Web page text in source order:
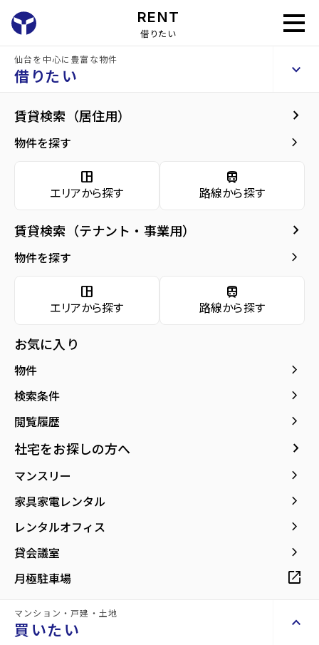
RENT
借りたい
仙台を中心に豊富な物件
借りたい keyboard_arrow_up
賃貸検索（居住用） keyboard_arrow_right
物件を探す keyboard_arrow_right
space_dashboard
エリアから探す
train
路線から探す
賃貸検索（テナント・事業用） keyboard_arrow_right
物件を探す keyboard_arrow_right
space_dashboard
エリアから探す
train
路線から探す
お気に入り
物件 keyboard_arrow_right
検索条件 keyboard_arrow_right
閲覧履歴 keyboard_arrow_right
社宅をお探しの方へ keyboard_arrow_right
マンスリー keyboard_arrow_right
家具家電レンタル keyboard_arrow_right
レンタルオフィス keyboard_arrow_right
貸会議室 keyboard_arrow_right
月極駐車場 open_in_new
マンション・戸建・土地
買いたい keyboard_arrow_up
貸事務所 扇町3丁目事務所・倉庫・工場
建物概要
現在募集中の物件arrow_forward
arrow_forward
地図・周辺環境 arrow_forward
扇町3丁目事務所・倉庫・工場
種別／構造 貸事務所／鉄骨造
アクセス
仙台市営バス バス停『自動車団地』から徒
歩5分
仙台市地下鉄東西線/六丁の目駅 徒歩25分
仙石線/小鶴新田駅 徒歩25分
所在地
print印刷
エントランス